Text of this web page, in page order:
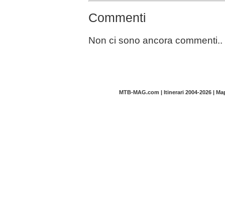
Commenti
Non ci sono ancora commenti..
MTB-MAG.com | Itinerari 2004-2026 |